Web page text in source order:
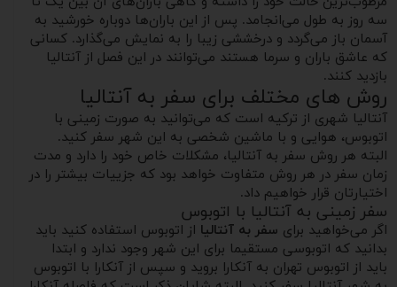
سه روز به طول می‌انجامد. پس از این باران‌ها دوباره خورشید به
آسمان باز می‌گردد و درخششی زیبا را به نمایش می‌گذارد. کسانی
که عاشق باران و سرما هستند می‌توانند در این فصل از آنتالیا
بازدید کنند.
روش های مختلف برای سفر به آنتالیا
آنتالیا شهری از ترکیه است که می‌توانید به صورت زمینی با
اتوبوس، هوایی و با ماشین شخصی به این شهر سفر کنید.
البته هر روش سفر به آنتالیا، مشکلات خاص خود را دارد و مدت
زمان سفر در هر روش متفاوت خواهد بود که جزییات بیشتر را در
اختیارتان قرار خواهیم داد.
سفر زمینی به آنتالیا با اتوبوس
اگر می‌خواهید برای سفر به آنتالیا از اتوبوس استفاده کنید باید
بدانید که اتوبوسی مستقیما برای این شهر وجود ندارد و ابتدا
باید از اتوبوس تهران به آنکارا بروید و سپس از آنکارا با اتوبوس